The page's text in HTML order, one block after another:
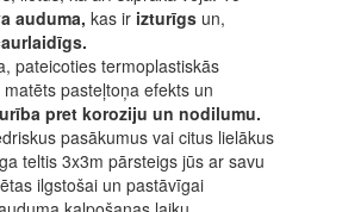
auduma, kas ir izturīgs un,
pateicoties termoplastiskās
pasteļtoņa efekts un
pret koroziju un nodilumu.
pasākumus vai citus lielākus
teltis 3x3m pārsteigs jūs ar savu
ilgstošai un pastāvīgai